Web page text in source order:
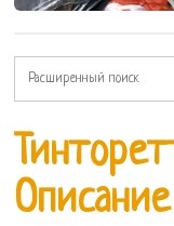
Описание